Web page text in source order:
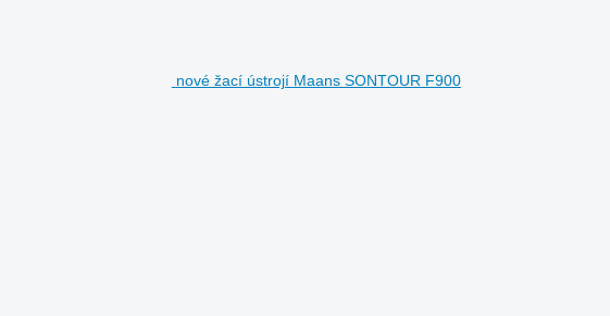
nové žací ústrojí Maans SONTOUR F900